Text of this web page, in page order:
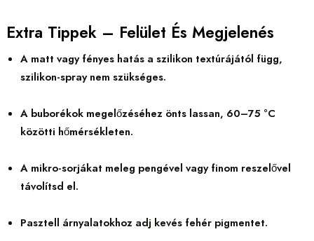
Extra Tippek – Felület És Megjelenés
A matt vagy fényes hatás a szilikon textúrájától függ,
szilikon-spray nem szükséges.
A buborékok megelőzéséhez önts lassan, 60–75 °C
közötti hőmérsékleten.
A mikro-sorjákat meleg pengével vagy finom reszelővel
távolítsd el.
Pasztell árnyalatokhoz adj kevés fehér pigmentet.